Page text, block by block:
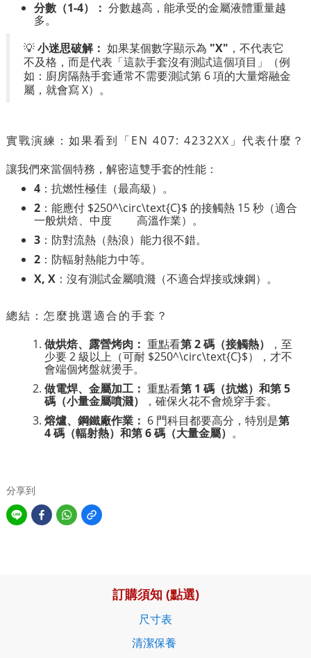
分數（1-4）： 分數越高，能承受的金屬液體重量越
多。
💡小迷思破解： 如果某個數字顯示為 "X" ，不代表它
不及格，而是代表「這款手套沒有測試這個項目」（例
如：廚房隔熱手套通常不需要測試第 6 項的大量熔融金
屬，就會寫 X）。
實戰演練：如果看到「EN 407: 4232XX」代表什麼？
讓我們來當個特務，解密這雙手套的性能：
4 ：抗燃性極佳（最高級）。
2 ：能應付 $250^\circ\text{C}$ 的接觸熱 15 秒（適合
一般烘焙、中度 高溫作業）。
3 ：防對流熱（熱浪）能力很不錯。
2 ：防輻射熱能力中等。
X, X ：沒有測試金屬噴濺（不適合焊接或煉鋼）。
總結：怎麼挑選適合的手套？
做烘焙、露營烤肉： 重點看第 2 碼（接觸熱）
，至
少要 2 級以上（可耐 $250^\circ\text{C}$），才不
會端個烤盤就燙手。
做電焊、金屬加工： 重點看第 1 碼（抗燃）和第 5
碼（小量金屬噴濺）
，確保火花不會燒穿手套。
熔爐、鋼鐵廠作業： 6 門科目都要高分，特別是第
4 碼（輻射熱）和第 6 碼（大量金屬） 。
分享到
訂購須知 (點選)
尺寸表
清潔保養